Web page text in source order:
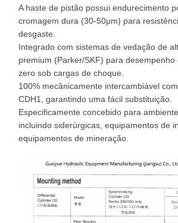
A haste de pistão possui endurecimento
cromagem dura (30-50μm) para
desgaste.
Integrado com sistemas de vedação de
premium (Parker/SKF) para desempenho
zero sob cargas de choque.
100% mecânicamente intercambiável
CDH1, garantindo uma fácil substituição.
Especificamente concebido para
incluindo siderúrgicas, equipamentos de
equipamentos de mineração.